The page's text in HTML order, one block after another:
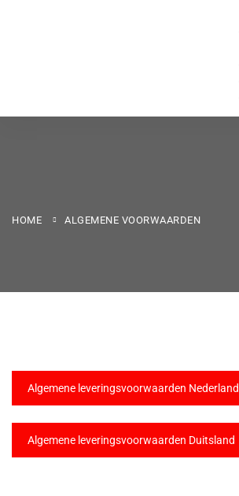
HOME ALGEMENE VOORWAARDEN
Algemene leveringsvoorwaarden Nederland
Algemene leveringsvoorwaarden Duitsland